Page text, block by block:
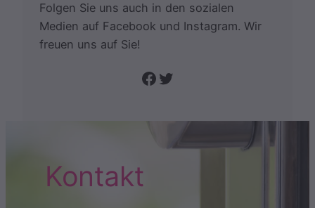
Folgen Sie uns auch in den sozialen
Medien auf Facebook und Instagram. Wir
freuen uns auf Sie!
Folge uns auf Facebook Twitter
Kontakt